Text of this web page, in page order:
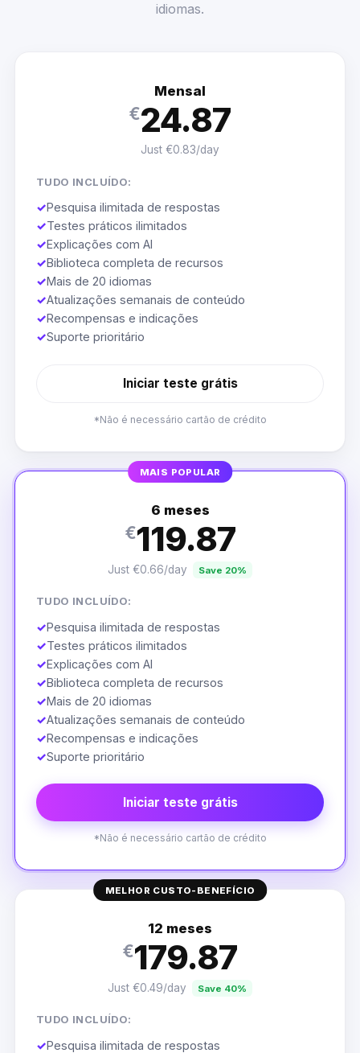
idiomas.
Mensal
€24.87
Just €0.83/day
TUDO INCLUÍDO:
✓Pesquisa ilimitada de respostas
✓Testes práticos ilimitados
✓Explicações com AI
✓Biblioteca completa de recursos
✓Mais de 20 idiomas
✓Atualizações semanais de conteúdo
✓Recompensas e indicações
✓Suporte prioritário
Iniciar teste grátis
*Não é necessário cartão de crédito
MAIS POPULAR
6 meses
€119.87
Just €0.66/day Save 20%
TUDO INCLUÍDO:
✓Pesquisa ilimitada de respostas
✓Testes práticos ilimitados
✓Explicações com AI
✓Biblioteca completa de recursos
✓Mais de 20 idiomas
✓Atualizações semanais de conteúdo
✓Recompensas e indicações
✓Suporte prioritário
Iniciar teste grátis
*Não é necessário cartão de crédito
MELHOR CUSTO-BENEFÍCIO
12 meses
€179.87
Just €0.49/day Save 40%
TUDO INCLUÍDO:
✓Pesquisa ilimitada de respostas